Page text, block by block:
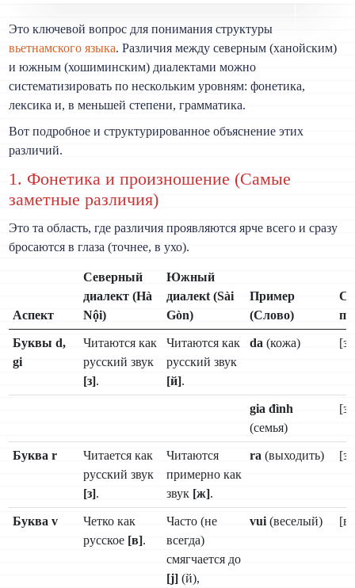
Это ключевой вопрос для понимания структуры
вьетнамского языка. Различия между северным (ханойским)
и южным (хошиминским) диалектами можно
систематизировать по нескольким уровням: фонетика,
лексика и, в меньшей степени, грамматика.
Вот подробное и структурированное объяснение этих
различий.
1. Фонетика и произношение (Самые
заметные различия)
Это та область, где различия проявляются ярче всего и сразу
бросаются в глаза (точнее, в ухо).
Аспект
Северный
диалект (Hà
Nội)
Южный
диалекt (Sài
Gòn)
Пример
(Слово)
Буквы d,
gi
Читаются как
русский звук
[з].
Читаются как
русский звук
[й].
da (кожа)
gia đình
(семья)
Буква r
Читается как
русский звук
[з].
Читаются
примерно как
звук [ж].
ra (выходить)
Буква v
Четко как
русское [в].
Часто (не
всегда)
смягчается до
[j] (й),
vui (веселый)